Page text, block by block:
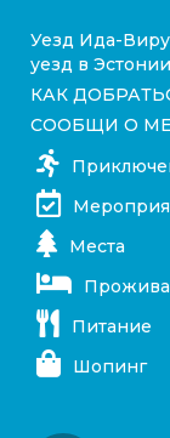
Уезд Ида-
уезд в Эстонии
КАК
СООБЩИ О
Места
Питание
Шопинг